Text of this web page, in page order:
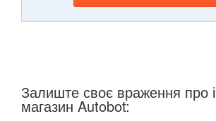
Залиште своє враження про
магазин Autobot: